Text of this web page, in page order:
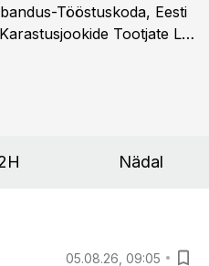
Tööstuskoda, Eesti
Tootjate Liit
esikülje märgistuse
Nädal
05.08.26, 09:05